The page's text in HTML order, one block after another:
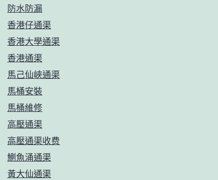
防水防漏
香港仔通渠
香港大學通渠
香港通渠
馬己仙峽通渠
馬桶安裝
馬桶維修
高壓通渠
高壓通渠收费
鰂魚涌通渠
黃大仙通渠